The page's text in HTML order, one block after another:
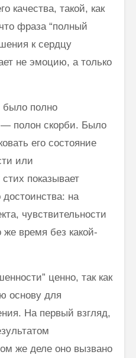
качества, такой, как
фраза “полный
к сердцу
не эмоцию, а только
было полно
— полон скорби. Было
его состояние
или
показывает
на
чувствительности
же время без какой-
ценно, так как
основу для
На первый взгляд,
же деле оно вызвано